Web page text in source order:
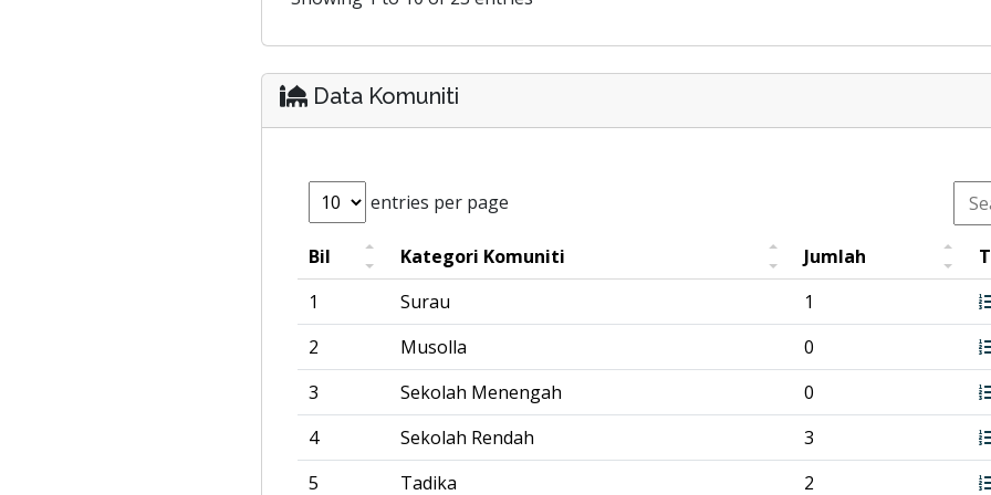
Data Komuniti
entries per page
Bil Kategori Komuniti Jumlah
1
Surau
1
2
Musolla
0
3
Sekolah Menengah
0
4
Sekolah Rendah
3
5
Tadika 2